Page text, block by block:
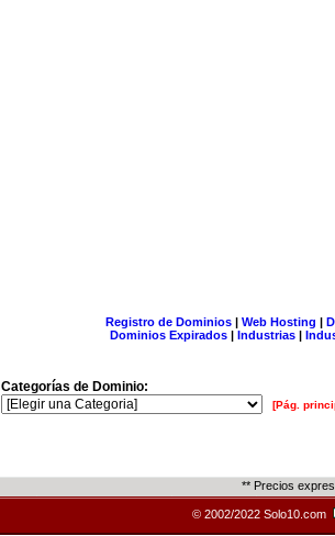
Registro de Dominios| Web Hosting |
Dominios Expirados | Industrias |
Categorías de Dominio:
[Pág.
** Precios
© 2002/2022 Solo10.com